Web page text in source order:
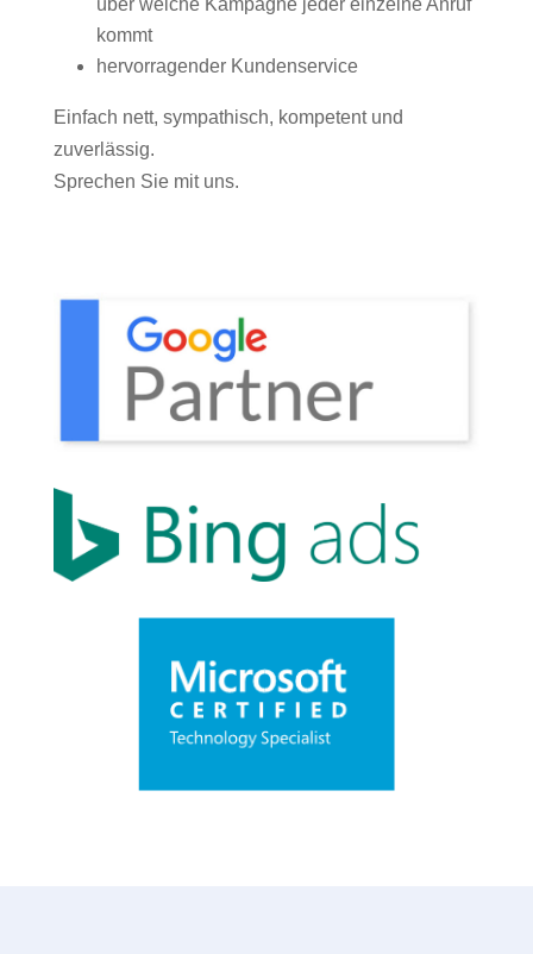
über welche Kampagne jeder einzelne Anruf
kommt
hervorragender Kundenservice
Einfach nett, sympathisch, kompetent und
zuverlässig.
Sprechen Sie mit uns.